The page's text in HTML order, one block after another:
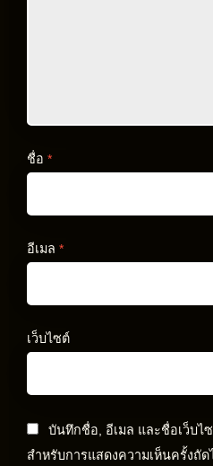
ชื่อ *
อีเมล *
เว็บไซต์
บันทึกชื่อ, อีเมล และชื่อเว็บไ
สำหรับการแสดงความเห็นครั้งถัด